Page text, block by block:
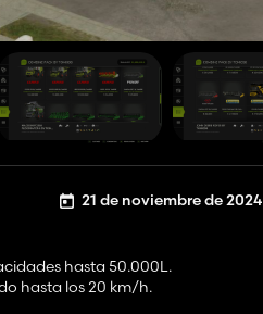
21 de noviembre de 2024
hasta 50.000L.
hasta los 20 km/h.